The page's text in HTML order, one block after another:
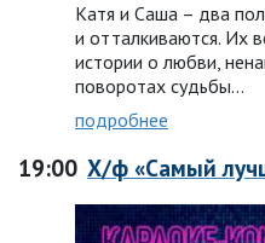
Катя и Саша – два
и отталкиваются. Их
истории о любви,
поворотах судьбы…
подробнее
19:00 Х/ф «Самый